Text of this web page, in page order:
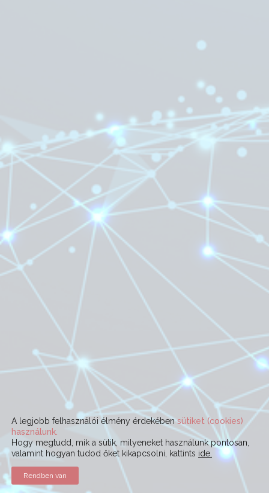
A legjobb felhasználói élmény érdekébensütiket (cookies)
használunk.
Hogy megtudd, mik a sütik, milyeneket használunk pontosan,
valamint hogyan tudod őket kikapcsolni, kattints ide.
Rendben van